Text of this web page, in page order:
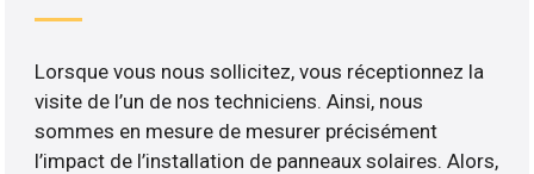
Lorsque vous nous sollicitez, vous réceptionnez la
visite de l’un de nos techniciens. Ainsi, nous
sommes en mesure de mesurer précisément
l’impact de l’installation de panneaux solaires. Alors,